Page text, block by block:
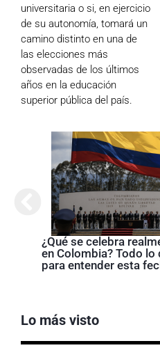
universitaria o si, en ejercicio
de su autonomía, tomará un
camino distinto en una de
las elecciones más
observadas de los últimos
años en la educación
superior pública del país.
¿Qué se celebra
en Colombia? Todo
para entender esta
Lo más visto